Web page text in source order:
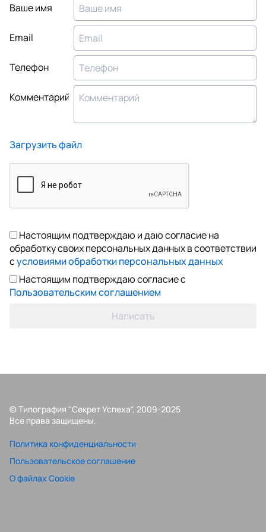
Ваше имя
Email
Телефон
Комментарий
Загрузить файл
Настоящим подтверждаю и даю согласие на
обработку своих персональных данных в соответствии
сусловиями обработки персональных данных
Настоящим подтверждаю согласие с
Пользовательским соглашением
Написать
© Типография "Секрет Успеха", 2009-2025
Все права защищены.
Политика конфиденциальности
Пользовательское соглашение
О файлах Cookie